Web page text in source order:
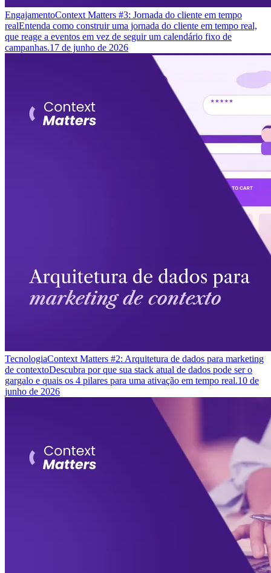
EngajamentoContext Matters #3: Jornada do cliente em tempo
realEntenda como construir uma jornada do cliente em tempo real,
que reage a eventos em vez de seguir um calendário fixo de
campanhas.17 de junho de 2026
TecnologiaContext Matters #2: Arquitetura de dados para marketing
de contextoDescubra por que sua stack atual de dados pode ser o
gargalo e quais os 4 pilares para uma ativação em tempo real.10 de
junho de 2026